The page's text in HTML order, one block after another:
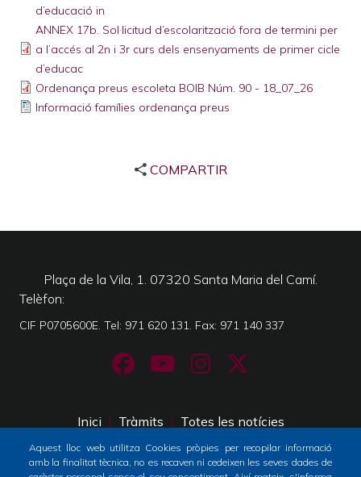
d’educació in
ANNEX 17b. Sol·licitud d’escolarització fora de termini per
a l’accés al 2n i 3r curs dels ensenyaments de primer cicle
d’educac
Ordenança preus escoleta BOIB Núm. 90 - 18_07_26
Informació famílies ordenança preus
COMPARTIR
Footer
menu
Inici Tràmits Totes les notícies
Horari atenció al públic
Plaça de la Vila, 1. 07320 Santa Maria del Camí.
Telèfon
CIF P0705600E. Tel: 971 620 131. Fax: 971 140 337
Aquest lloc web utilitza Cookies pròpies per recopilar informació
amb la finalitat tècnica, no es recaven ni cedeixen les seves dades de